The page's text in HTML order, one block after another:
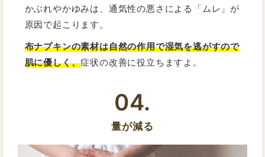
かぶれやかゆみは、通気性の悪さによる「ムレ」が
原因で起こります。
布ナプキンの素材は自然の作用で湿気を逃がすので
肌に優しく、症状の改善に役立ちますよ。
04.
量が減る